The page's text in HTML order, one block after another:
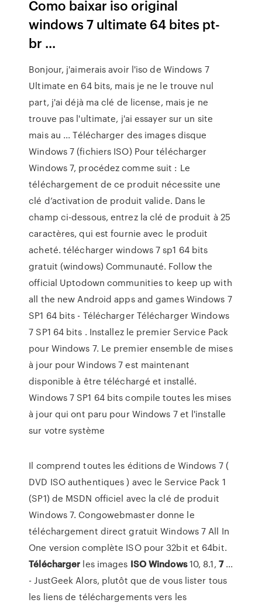
Como baixar iso original
windows 7 ultimate 64 bites pt-
br ...
Bonjour, j'aimerais avoir l'iso de Windows 7
Ultimate en 64 bits, mais je ne le trouve nul
part, j'ai déjà ma clé de license, mais je ne
trouve pas l'ultimate, j'ai essayer sur un site
mais au ... Télécharger des images disque
Windows 7 (fichiers ISO) Pour télécharger
Windows 7, procédez comme suit : Le
téléchargement de ce produit nécessite une
clé d’activation de produit valide. Dans le
champ ci-dessous, entrez la clé de produit à 25
caractères, qui est fournie avec le produit
acheté. télécharger windows 7 sp1 64 bits
gratuit (windows) Communauté. Follow the
official Uptodown communities to keep up with
all the new Android apps and games Windows 7
SP1 64 bits - Télécharger Télécharger Windows
7 SP1 64 bits . Installez le premier Service Pack
pour Windows 7. Le premier ensemble de mises
à jour pour Windows 7 est maintenant
disponible à être téléchargé et installé.
Windows 7 SP1 64 bits compile toutes les mises
à jour qui ont paru pour Windows 7 et l'installe
sur votre système
Il comprend toutes les éditions de Windows 7 (
DVD ISO authentiques ) avec le Service Pack 1
(SP1) de MSDN officiel avec la clé de produit
Windows 7. Congowebmaster donne le
téléchargement direct gratuit Windows 7 All In
One version complète ISO pour 32bit et 64bit.
Télécharger les images ISOWindows10, 8.1, 7...
- JustGeek Alors, plutôt que de vous lister tous
les liens de téléchargements vers les